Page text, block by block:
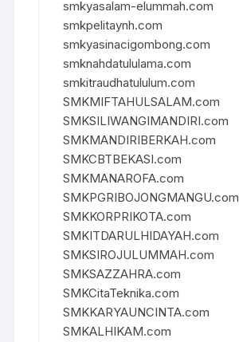
smkyasalam-elummah.com
smkpelitaynh.com
smkyasinacigombong.com
smknahdatululama.com
smkitraudhatululum.com
SMKMIFTAHULSALAM.com
SMKSILIWANGIMANDIRI.com
SMKMANDIRIBERKAH.com
SMKCBTBEKASI.com
SMKMANAROFA.com
SMKPGRIBOJONGMANGU.com
SMKKORPRIKOTA.com
SMKITDARULHIDAYAH.com
SMKSIROJULUMMAH.com
SMKSAZZAHRA.com
SMKCitaTeknika.com
SMKKARYAUNCINTA.com
SMKALHIKAM.com